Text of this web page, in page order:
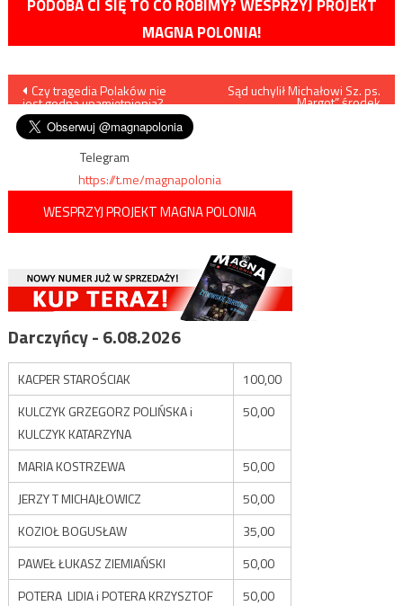
PODOBA CI SIĘ TO CO ROBIMY? WESPRZYJ PROJEKT
MAGNA POLONIA!
Nawigacja
wpisu
Czy tragedia Polaków nie
jest godna upamiętnienia?
Sąd uchylił Michałowi Sz. ps.
„Margot” środek
Telegram
https://t.me/magnapolonia
WESPRZYJ PROJEKT MAGNA POLONIA
Darczyńcy - 6.08.2026
KACPER STAROŚCIAK
100,00
KULCZYK GRZEGORZ POLIŃSKA i
KULCZYK KATARZYNA
50,00
MARIA KOSTRZEWA
50,00
JERZY T MICHAJŁOWICZ
50,00
KOZIOŁ BOGUSŁAW
35,00
PAWEŁ ŁUKASZ ZIEMIAŃSKI
50,00
POTERA LIDIA i POTERA KRZYSZTOF
50,00